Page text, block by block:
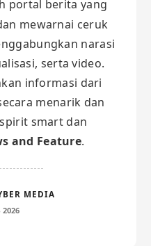
portal berita yang
mewarnai ceruk
narasi
serta video.
informasi dari
menarik dan
smart dan
and Feature.
MEDIA
2026